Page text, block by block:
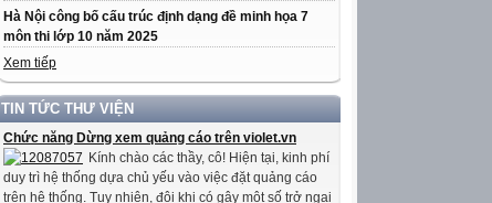
Hà Nội công bố cấu trúc định dạng đề minh họa 7
môn thi lớp 10 năm 2025
Xem tiếp
TIN TỨC THƯ VIỆN
Chức năng Dừng xem quảng cáo trên violet.vn
Kính chào các thầy, cô! Hiện tại, kinh phí
duy trì hệ thống dựa chủ yếu vào việc đặt quảng cáo
trên hệ thống. Tuy nhiên, đôi khi có gây một số trở ngại